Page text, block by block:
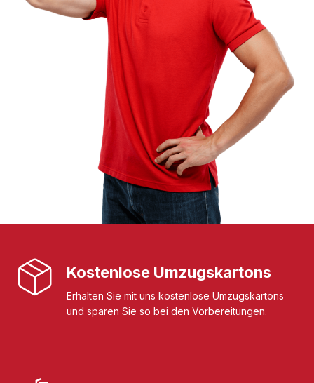
Kostenlose Umzugskartons
Erhalten Sie mit uns kostenlose Umzugskartons
und sparen Sie so bei den Vorbereitungen.